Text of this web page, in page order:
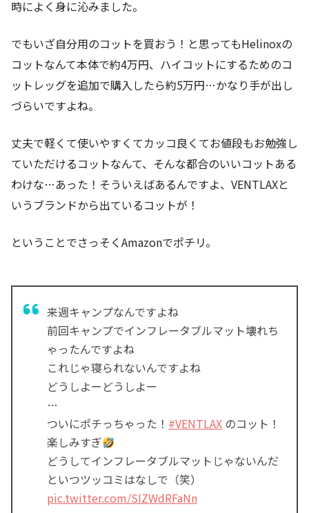
時によく身に沁みました。
でもいざ自分用のコットを買おう！と思ってもHelinoxの
コットなんて本体で約4万円、ハイコットにするためのコ
ットレッグを追加で購入したら約5万円…かなり手が出し
づらいですよね。
丈夫で軽くて使いやすくてカッコ良くてお値段もお勉強し
ていただけるコットなんて、そんな都合のいいコットある
わけな…あった！そういえばあるんですよ、VENTLAXと
いうブランドから出ているコットが！
ということでさっそくAmazonでポチリ。
来週キャンプなんですよね
前回キャンプでインフレータブルマット壊れち
ゃったんですよね
これじゃ寝られないんですよね
どうしよーどうしよー
…
ついにポチっちゃった！ #VENTLAX のコット！
楽しみすぎ
どうしてインフレータブルマットじゃないんだ
といつツッコミはなしで（笑）
pic.twitter.com/SIZWdRFaNn